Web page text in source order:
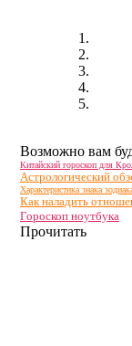
Возможно вам
Китайский гороскоп для
Астрологический
Характеристика знака
Как наладить
Гороскоп ноутбука
Прочитать